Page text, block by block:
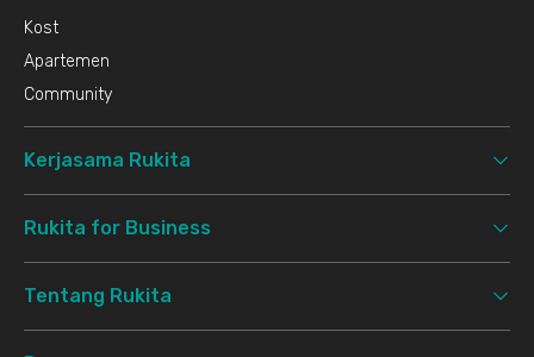
Kost
Apartemen
Community
Kerjasama Rukita
Rukita for Business
Tentang Rukita